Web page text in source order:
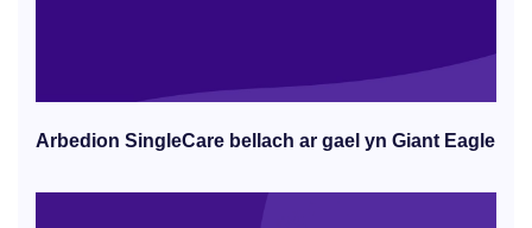
Arbedion SingleCare bellach ar gael yn Giant Eagle